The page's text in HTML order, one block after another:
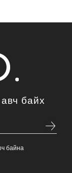
байх
байна